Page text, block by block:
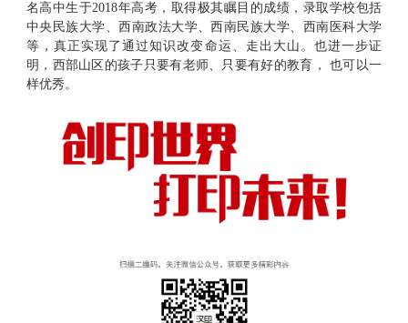
名高中生于2018年高考，取得极其瞩目的成绩，录取学校包括
中央民族大学、西南政法大学、西南民族大学、西南医科大学
等，真正实现了通过知识改变命运、走出大山 。 也进一步证
明，西部山区的孩子只要有老师、只要有好的教育，
也可以一
样优秀。